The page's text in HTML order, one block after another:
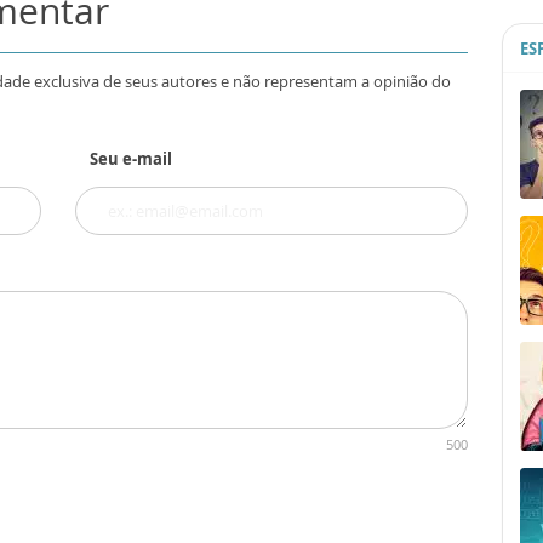
exclusiva de seus autores e não representam a opinião do
Seu e-mail
500